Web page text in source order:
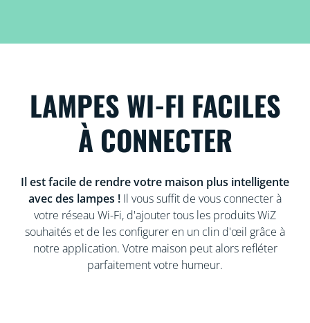
LAMPES WI-FI FACILES
À CONNECTER
Il est facile de rendre votre maison plus intelligente
avec des lampes ! Il vous suffit de vous connecter à
votre réseau Wi-Fi, d'ajouter tous les produits WiZ
souhaités et de les configurer en un clin d'œil grâce à
notre application. Votre maison peut alors refléter
parfaitement votre humeur.